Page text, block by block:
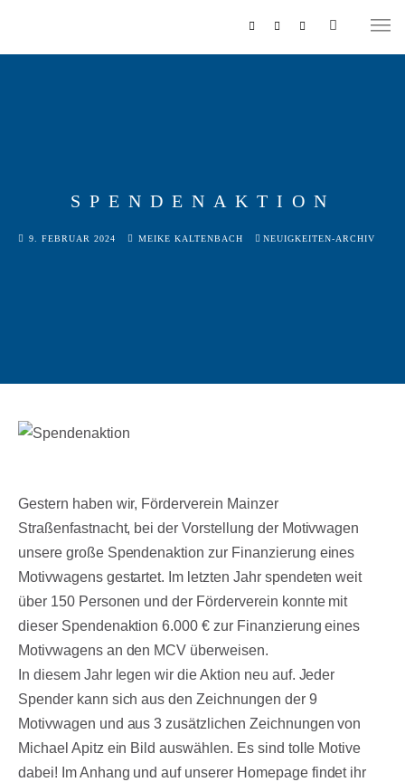
SPENDENAKTION
9. FEBRUAR 2024 MEIKE KALTENBACH NEUIGKEITEN-ARCHIV
Gestern haben wir, Förderverein Mainzer
Straßenfastnacht, bei der Vorstellung der Motivwagen
unsere große Spendenaktion zur Finanzierung eines
Motivwagens gestartet. Im letzten Jahr spendeten weit
über 150 Personen und der Förderverein konnte mit
dieser Spendenaktion 6.000 € zur Finanzierung eines
Motivwagens an den MCV überweisen.
In diesem Jahr legen wir die Aktion neu auf. Jeder
Spender kann sich aus den Zeichnungen der 9
Motivwagen und aus 3 zusätzlichen Zeichnungen von
Michael Apitz ein Bild auswählen. Es sind tolle Motive
dabei! Im Anhang und auf unserer Homepage findet ihr